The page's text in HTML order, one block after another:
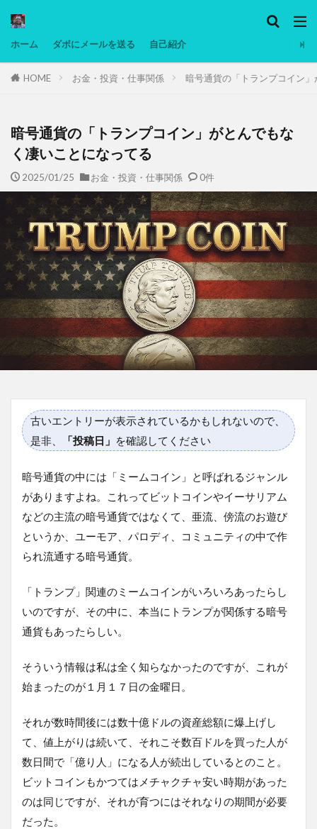
ホーム ダボにメールを送る 自己紹介
HOME お金・投資・仕事関係 暗号通貨の「トランプコイン
暗号通貨の「トランプコイン」がとんでもな
く凄いことになってる
2025/01/25 お金・投資・仕事関係 0件
古いエントリーが表示されているかもしれないので、
是非、
「投稿日」 を確認してください
暗号通貨の中には「ミームコイン」と呼ばれるジャンル
がありますよね。これってビットコインやイーサリアム
などの主流の暗号通貨ではなくて、亜流、傍流のお遊び
というか、ユーモア、パロディ、コミュニティの中で作
られ流通する暗号通貨。
「トランプ」関連のミームコインがいろいろあったらし
いのですが、その中に、本当にトランプが関係する暗号
通貨もあったらしい。
そういう情報は私は全く知らなかったのですが、これが
始まったのが１月１７日の金曜日。
それが数時間後には数十億ドルの資産総額に爆上げし
て、値上がりは続いて、それこそ数百ドルを買った人が
数日間で「億り人」になる人が続出しているとのこと。
ビットコインもかつてはメチャクチャ安い時期があった
のは同じですが、それが育つにはそれなりの期間が必要
だった。
タグ
マレーシア動画
ヨーグルト
低温調理・スロークッカー
備忘録
動画 日本人村社会
検索